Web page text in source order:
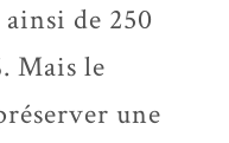
de 250
Mais le
une